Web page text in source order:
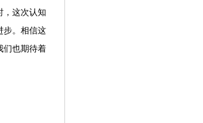
，这次认知
步。相信这
们也期待着